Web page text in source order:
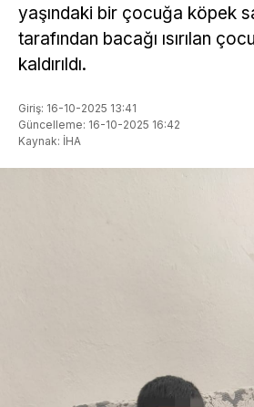
yaşındaki bir çocuğa köpek
tarafından bacağı ısırılan
kaldırıldı.
Giriş: 16-10-2025 13:41
Güncelleme: 16-10-2025 16:42
Kaynak: İHA